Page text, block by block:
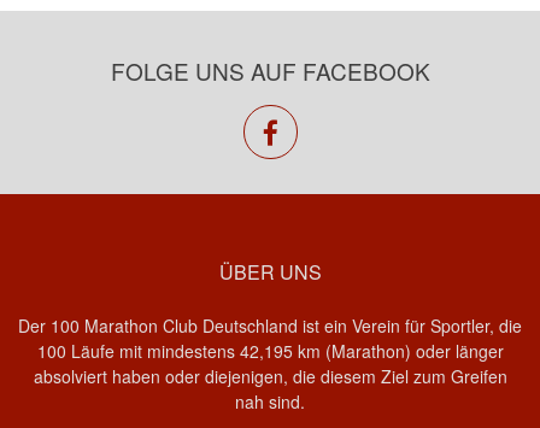
FOLGE UNS AUF FACEBOOK
facebook
ÜBER UNS
Der 100 Marathon Club Deutschland ist ein Verein für Sportler, die
100 Läufe mit mindestens 42,195 km (Marathon) oder länger
absolviert haben oder diejenigen, die diesem Ziel zum Greifen
nah sind.